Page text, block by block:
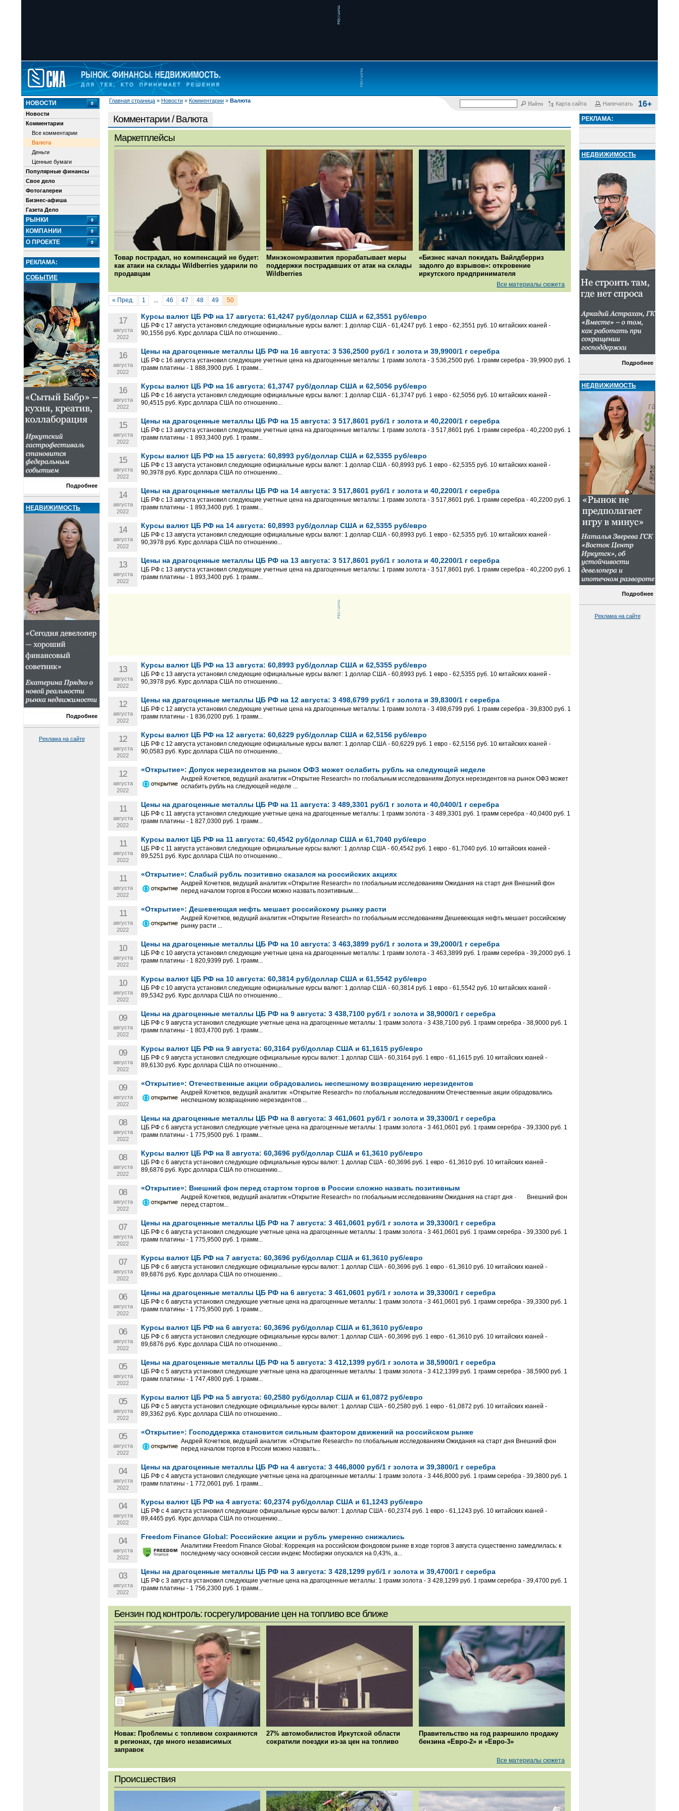
Главная страница » Новости » Комментарии » Валюта
Карта сайта Напечатать 16+
НОВОСТИ
Новости
Комментарии
Все комментарии
Валюта
Деньги
Ценные бумаги
Популярные финансы
Свое дело
Фотогалереи
Бизнес-афиша
Газета Дело
РЫНКИ
КОМПАНИИ
О ПРОЕКТЕ
РЕКЛАМА:
СОБЫТИЕ
Подробнее
НЕДВИЖИМОСТЬ
Подробнее
Реклама на сайте
Комментарии / Валюта
Маркетплейсы
Товар пострадал, но компенсаций не будет:
как атаки на склады Wildberries ударили по
продавцам
Минэкономразвития прорабатывает меры
поддержки пострадавших от атак на склады
Wildberries
«Бизнес начал покидать Вайлдберриз
задолго до взрывов»: откровение
иркутского предпринимателя
Все материалы сюжета
« Пред. 1 ... 46 47 48 49 50
17
августа
2022
Курсы валют ЦБ РФ на 17 августа: 61,4247 руб/доллар США и 62,3551 руб/евро
ЦБ РФ с 17 августа установил следующие официальные курсы валют: 1 доллар США - 61,4247 руб. 1 евро - 62,3551 руб. 10 китайских юаней -
90,1556 руб. Курс доллара США по отношению...
16
августа
2022
Цены на драгоценные металлы ЦБ РФ на 16 августа: 3 536,2500 руб/1 г золота и 39,9900/1 г серебра
ЦБ РФ с 16 августа установил следующие учетные цена на драгоценные металлы: 1 грамм золота - 3 536,2500 руб. 1 грамм серебра - 39,9900 руб. 1
грамм платины - 1 888,3900 руб. 1 грамм...
16
августа
2022
Курсы валют ЦБ РФ на 16 августа: 61,3747 руб/доллар США и 62,5056 руб/евро
ЦБ РФ с 16 августа установил следующие официальные курсы валют: 1 доллар США - 61,3747 руб. 1 евро - 62,5056 руб. 10 китайских юаней -
90,4515 руб. Курс доллара США по отношению...
15
августа
2022
Цены на драгоценные металлы ЦБ РФ на 15 августа: 3 517,8601 руб/1 г золота и 40,2200/1 г серебра
ЦБ РФ с 13 августа установил следующие учетные цена на драгоценные металлы: 1 грамм золота - 3 517,8601 руб. 1 грамм серебра - 40,2200 руб. 1
грамм платины - 1 893,3400 руб. 1 грамм...
15
августа
2022
Курсы валют ЦБ РФ на 15 августа: 60,8993 руб/доллар США и 62,5355 руб/евро
ЦБ РФ с 13 августа установил следующие официальные курсы валют: 1 доллар США - 60,8993 руб. 1 евро - 62,5355 руб. 10 китайских юаней -
90,3978 руб. Курс доллара США по отношению...
14
августа
2022
Цены на драгоценные металлы ЦБ РФ на 14 августа: 3 517,8601 руб/1 г золота и 40,2200/1 г серебра
ЦБ РФ с 13 августа установил следующие учетные цена на драгоценные металлы: 1 грамм золота - 3 517,8601 руб. 1 грамм серебра - 40,2200 руб. 1
грамм платины - 1 893,3400 руб. 1 грамм...
14
августа
2022
Курсы валют ЦБ РФ на 14 августа: 60,8993 руб/доллар США и 62,5355 руб/евро
ЦБ РФ с 13 августа установил следующие официальные курсы валют: 1 доллар США - 60,8993 руб. 1 евро - 62,5355 руб. 10 китайских юаней -
90,3978 руб. Курс доллара США по отношению...
13
августа
2022
Цены на драгоценные металлы ЦБ РФ на 13 августа: 3 517,8601 руб/1 г золота и 40,2200/1 г серебра
ЦБ РФ с 13 августа установил следующие учетные цена на драгоценные металлы: 1 грамм золота - 3 517,8601 руб. 1 грамм серебра - 40,2200 руб. 1
грамм платины - 1 893,3400 руб. 1 грамм...
13
августа
2022
Курсы валют ЦБ РФ на 13 августа: 60,8993 руб/доллар США и 62,5355 руб/евро
ЦБ РФ с 13 августа установил следующие официальные курсы валют: 1 доллар США - 60,8993 руб. 1 евро - 62,5355 руб. 10 китайских юаней -
90,3978 руб. Курс доллара США по отношению...
12
августа
2022
Цены на драгоценные металлы ЦБ РФ на 12 августа: 3 498,6799 руб/1 г золота и 39,8300/1 г серебра
ЦБ РФ с 12 августа установил следующие учетные цена на драгоценные металлы: 1 грамм золота - 3 498,6799 руб. 1 грамм серебра - 39,8300 руб. 1
грамм платины - 1 836,0200 руб. 1 грамм...
12
августа
2022
Курсы валют ЦБ РФ на 12 августа: 60,6229 руб/доллар США и 62,5156 руб/евро
ЦБ РФ с 12 августа установил следующие официальные курсы валют: 1 доллар США - 60,6229 руб. 1 евро - 62,5156 руб. 10 китайских юаней -
90,0583 руб. Курс доллара США по отношению...
12
августа
2022
«Открытие»: Допуск нерезидентов на рынок ОФЗ может ослабить рубль на следующей неделе
Андрей Кочетков, ведущий аналитик «Открытие Research» по глобальным исследованиям Допуск нерезидентов на рынок ОФЗ может
ослабить рубль на следующей неделе ...
11
августа
2022
Цены на драгоценные металлы ЦБ РФ на 11 августа: 3 489,3301 руб/1 г золота и 40,0400/1 г серебра
ЦБ РФ с 11 августа установил следующие учетные цена на драгоценные металлы: 1 грамм золота - 3 489,3301 руб. 1 грамм серебра - 40,0400 руб. 1
грамм платины - 1 827,0300 руб. 1 грамм...
11
августа
2022
Курсы валют ЦБ РФ на 11 августа: 60,4542 руб/доллар США и 61,7040 руб/евро
ЦБ РФ с 11 августа установил следующие официальные курсы валют: 1 доллар США - 60,4542 руб. 1 евро - 61,7040 руб. 10 китайских юаней -
89,5251 руб. Курс доллара США по отношению...
11
августа
2022
«Открытие»: Слабый рубль позитивно сказался на российских акциях
Андрей Кочетков, ведущий аналитик «Открытие Research» по глобальным исследованиям Ожидания на старт дня Внешний фон
перед началом торгов в России можно назвать позитивным....
11
августа
2022
«Открытие»: Дешевеющая нефть мешает российскому рынку расти
Андрей Кочетков, ведущий аналитик «Открытие Research» по глобальным исследованиям Дешевеющая нефть мешает российскому
рынку расти ...
10
августа
2022
Цены на драгоценные металлы ЦБ РФ на 10 августа: 3 463,3899 руб/1 г золота и 39,2000/1 г серебра
ЦБ РФ с 10 августа установил следующие учетные цена на драгоценные металлы: 1 грамм золота - 3 463,3899 руб. 1 грамм серебра - 39,2000 руб. 1
грамм платины - 1 820,9399 руб. 1 грамм...
10
августа
2022
Курсы валют ЦБ РФ на 10 августа: 60,3814 руб/доллар США и 61,5542 руб/евро
ЦБ РФ с 10 августа установил следующие официальные курсы валют: 1 доллар США - 60,3814 руб. 1 евро - 61,5542 руб. 10 китайских юаней -
89,5342 руб. Курс доллара США по отношению...
09
августа
2022
Цены на драгоценные металлы ЦБ РФ на 9 августа: 3 438,7100 руб/1 г золота и 38,9000/1 г серебра
ЦБ РФ с 9 августа установил следующие учетные цена на драгоценные металлы: 1 грамм золота - 3 438,7100 руб. 1 грамм серебра - 38,9000 руб. 1
грамм платины - 1 803,4700 руб. 1 грамм...
09
августа
2022
Курсы валют ЦБ РФ на 9 августа: 60,3164 руб/доллар США и 61,1615 руб/евро
ЦБ РФ с 9 августа установил следующие официальные курсы валют: 1 доллар США - 60,3164 руб. 1 евро - 61,1615 руб. 10 китайских юаней -
89,6130 руб. Курс доллара США по отношению...
09
августа
2022
«Открытие»: Отечественные акции обрадовались неспешному возвращению нерезидентов
Андрей Кочетков, ведущий аналитик «Открытие Research» по глобальным исследованиям Отечественные акции обрадовались
неспешному возвращению нерезидентов ...
08
августа
2022
Цены на драгоценные металлы ЦБ РФ на 8 августа: 3 461,0601 руб/1 г золота и 39,3300/1 г серебра
ЦБ РФ с 6 августа установил следующие учетные цена на драгоценные металлы: 1 грамм золота - 3 461,0601 руб. 1 грамм серебра - 39,3300 руб. 1
грамм платины - 1 775,9500 руб. 1 грамм...
08
августа
2022
Курсы валют ЦБ РФ на 8 августа: 60,3696 руб/доллар США и 61,3610 руб/евро
ЦБ РФ с 6 августа установил следующие официальные курсы валют: 1 доллар США - 60,3696 руб. 1 евро - 61,3610 руб. 10 китайских юаней -
89,6876 руб. Курс доллара США по отношению...
08
августа
2022
«Открытие»: Внешний фон перед стартом торгов в России сложно назвать позитивным
Андрей Кочетков, ведущий аналитик «Открытие Research» по глобальным исследованиям Ожидания на старт дня · Внешний фон
перед стартом...
07
августа
2022
Цены на драгоценные металлы ЦБ РФ на 7 августа: 3 461,0601 руб/1 г золота и 39,3300/1 г серебра
ЦБ РФ с 6 августа установил следующие учетные цена на драгоценные металлы: 1 грамм золота - 3 461,0601 руб. 1 грамм серебра - 39,3300 руб. 1
грамм платины - 1 775,9500 руб. 1 грамм...
07
августа
2022
Курсы валют ЦБ РФ на 7 августа: 60,3696 руб/доллар США и 61,3610 руб/евро
ЦБ РФ с 6 августа установил следующие официальные курсы валют: 1 доллар США - 60,3696 руб. 1 евро - 61,3610 руб. 10 китайских юаней -
89,6876 руб. Курс доллара США по отношению...
06
августа
2022
Цены на драгоценные металлы ЦБ РФ на 6 августа: 3 461,0601 руб/1 г золота и 39,3300/1 г серебра
ЦБ РФ с 6 августа установил следующие учетные цена на драгоценные металлы: 1 грамм золота - 3 461,0601 руб. 1 грамм серебра - 39,3300 руб. 1
грамм платины - 1 775,9500 руб. 1 грамм...
06
августа
2022
Курсы валют ЦБ РФ на 6 августа: 60,3696 руб/доллар США и 61,3610 руб/евро
ЦБ РФ с 6 августа установил следующие официальные курсы валют: 1 доллар США - 60,3696 руб. 1 евро - 61,3610 руб. 10 китайских юаней -
89,6876 руб. Курс доллара США по отношению...
05
августа
2022
Цены на драгоценные металлы ЦБ РФ на 5 августа: 3 412,1399 руб/1 г золота и 38,5900/1 г серебра
ЦБ РФ с 5 августа установил следующие учетные цена на драгоценные металлы: 1 грамм золота - 3 412,1399 руб. 1 грамм серебра - 38,5900 руб. 1
грамм платины - 1 747,4800 руб. 1 грамм...
05
августа
2022
Курсы валют ЦБ РФ на 5 августа: 60,2580 руб/доллар США и 61,0872 руб/евро
ЦБ РФ с 5 августа установил следующие официальные курсы валют: 1 доллар США - 60,2580 руб. 1 евро - 61,0872 руб. 10 китайских юаней -
89,3362 руб. Курс доллара США по отношению...
05
августа
2022
«Открытие»: Господдержка становится сильным фактором движений на российском рынке
Андрей Кочетков, ведущий аналитик «Открытие Research» по глобальным исследованиям Ожидания на старт дня Внешний фон
перед началом торгов в России можно назвать...
04
августа
2022
Цены на драгоценные металлы ЦБ РФ на 4 августа: 3 446,8000 руб/1 г золота и 39,3800/1 г серебра
ЦБ РФ с 4 августа установил следующие учетные цена на драгоценные металлы: 1 грамм золота - 3 446,8000 руб. 1 грамм серебра - 39,3800 руб. 1
грамм платины - 1 772,0601 руб. 1 грамм...
04
августа
2022
Курсы валют ЦБ РФ на 4 августа: 60,2374 руб/доллар США и 61,1243 руб/евро
ЦБ РФ с 4 августа установил следующие официальные курсы валют: 1 доллар США - 60,2374 руб. 1 евро - 61,1243 руб. 10 китайских юаней -
89,4465 руб. Курс доллара США по отношению...
04
августа
2022
Freedom Finance Global: Российские акции и рубль умеренно снижались
Аналитики Freedom Finance Global: Коррекция на российском фондовом рынке в ходе торгов 3 августа существенно замедлилась: к
последнему часу основной сессии индекс Мосбиржи опускался на 0,43%, а...
03
августа
2022
Цены на драгоценные металлы ЦБ РФ на 3 августа: 3 428,1299 руб/1 г золота и 39,4700/1 г серебра
ЦБ РФ с 3 августа установил следующие учетные цена на драгоценные металлы: 1 грамм золота - 3 428,1299 руб. 1 грамм серебра - 39,4700 руб. 1
грамм платины - 1 756,2300 руб. 1 грамм...
Бензин под контроль: госрегулирование цен на топливо все ближе
Новак: Проблемы с топливом сохраняются
в регионах, где много независимых
заправок
27% автомобилистов Иркутской области
сократили поездки из-за цен на топливо
Правительство на год разрешило продажу
бензина «Евро-2» и «Евро-3»
Все материалы сюжета
Происшествия
РЕКЛАМА:
НЕДВИЖИМОСТЬ
Подробнее
НЕДВИЖИМОСТЬ
Подробнее
Реклама на сайте